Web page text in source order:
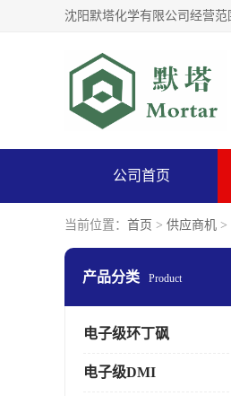
公司首页
当前位置： 首页 > 供应商机 >
产品分类 Product
电子级环丁砜
电子级DMI